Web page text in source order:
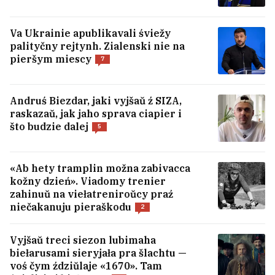
Va Ukrainie apublikavali śviežy
palityčny rejtynh. Zialenski nie na
pieršym miescy
7
Andruś Biezdar, jaki vyjšaŭ ź SIZA,
raskazaŭ, jak jaho sprava ciapier i
što budzie dalej
5
«Ab hety tramplin možna zabivacca
kožny dzień». Viadomy trenier
zahinuŭ na viełatreniroŭcy praź
niečakanuju pieraškodu
2
Vyjšaŭ treci siezon lubimaha
biełarusami sieryjała pra šlachtu —
voś čym ździŭlaje «1670». Tam
Statkievič: Usie sproby vycisnuć mianie ź
Biełarusi byli marnyja. Ja nie pakinu
krainu
17
U Biełarusi ŭžo +30°S
«Pačynaju razumieć ludziej, jakija žyvuć u
turystyčnych haradach i nie lubiać